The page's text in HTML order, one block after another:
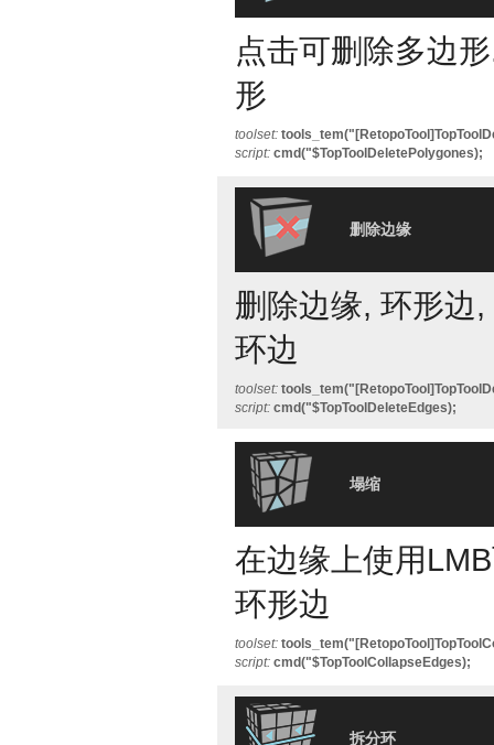
点击可删除多边
形
toolset:
script: cmd("$TopToolDeletePolygones);
删除边缘
删除边缘, 环形边
环边
toolset:
script: cmd("$TopToolDeleteEdges);
塌缩
在边缘上使用
环形边
toolset:
script: cmd("$TopToolCollapseEdges);
拆分环